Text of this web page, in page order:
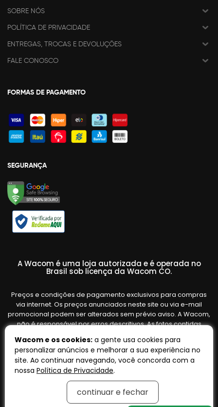
SOBRE NÓS
POLÍTICA DE PRIVACIDADE
ENTREGAS, TROCAS E DEVOLUÇÕES
FALE CONOSCO
FORMAS DE PAGAMENTO
SEGURANÇA
A Wacom é uma loja autorizada e é operada no
Brasil sob licença da Wacom CO.
Preços e condições de pagamento exclusivos para compras
via internet. Os preços anunciados neste site ou via e-mail
promocional podem ser alterados sem prévio aviso. A Wacom,
não é responsável por erros descritivos. As fotos contidas
variar de acordo com o fornecedor/lote do fabricante. Ofertas
válidas até o término de nossos estoques. Vendas sujeitas à
análise e confirmação de dados.
Wacom e os cookies: a gente usa cookies para
personalizar anúncios e melhorar a sua experiência no
site. Ao continuar navegando, você concorda com a
nossa Política de Privacidade.
continuar e fechar